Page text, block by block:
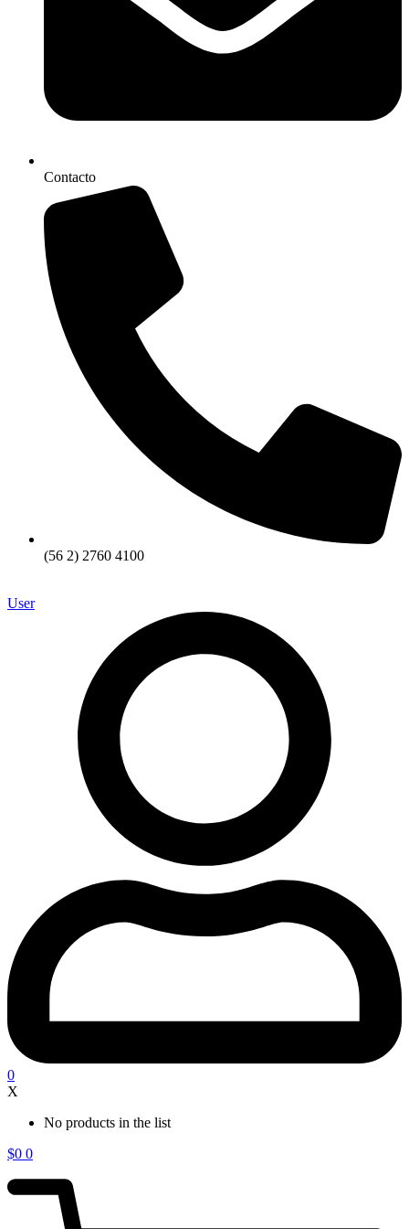
Contacto
(56 2) 2760 4100
User
0
X
No products in the list
$0 0